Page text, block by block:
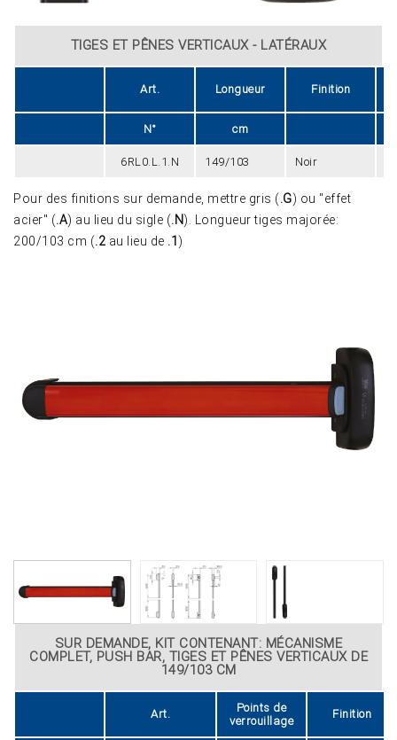
TIGES ET PÊNES VERTICAUX - LATÉRAUX
Art. Longueur Finition
N° cm
6RL0.L.1.N 149/103 Noir
Pour des finitions sur demande, mettre gris (.G) ou "effet
acier" (.A) au lieu du sigle (.N). Longueur tiges majorée:
200/103 cm (.2 au lieu de .1 )
SUR DEMANDE, KIT CONTENANT: MÉCANISME
COMPLET, PUSH BAR, TIGES ET PÊNES VERTICAUX DE
149/103 CM
Art.
Points de
verrouillage
Finition